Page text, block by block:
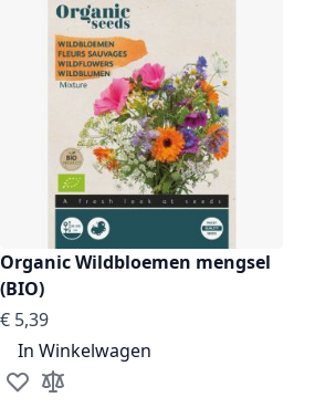
Organic Wildbloemen mengsel
(BIO)
€ 5,39
In Winkelwagen
Voeg toe aan verlanglijst
Toevoegen om te vergelijken